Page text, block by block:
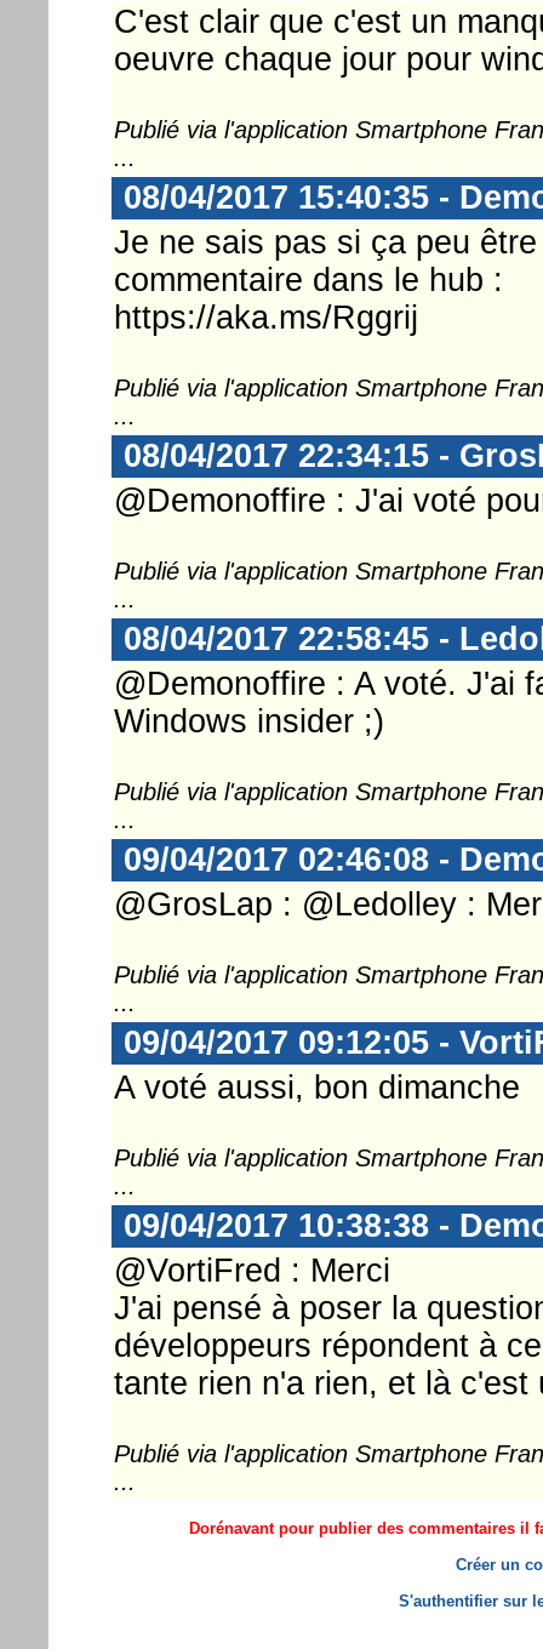
C'est clair que c'est un
oeuvre chaque jour pour
Publié via l'application Smartphone
...
08/04/2017 15:40:35 -
Je ne sais pas si ça peu
commentaire dans le hub :
https://aka.ms/Rggrij
Publié via l'application Smartphone
...
08/04/2017 22:34:15 -
@Demonoffire : J'ai voté
Publié via l'application Smartphone
...
08/04/2017 22:58:45 -
@Demonoffire : A voté. J'ai
Windows insider ;)
Publié via l'application Smartphone
...
09/04/2017 02:46:08 -
@GrosLap : @Ledolley :
Publié via l'application Smartphone
...
09/04/2017 09:12:05 -
A voté aussi, bon dimanche
Publié via l'application Smartphone
...
09/04/2017 10:38:38 -
@VortiFred : Merci
J'ai pensé à poser la
développeurs répondent à
tante rien n'a rien, et là c'est
Publié via l'application Smartphone
...
Dorénavant pour publier des commentaires il
Créer un
S'authentifier sur